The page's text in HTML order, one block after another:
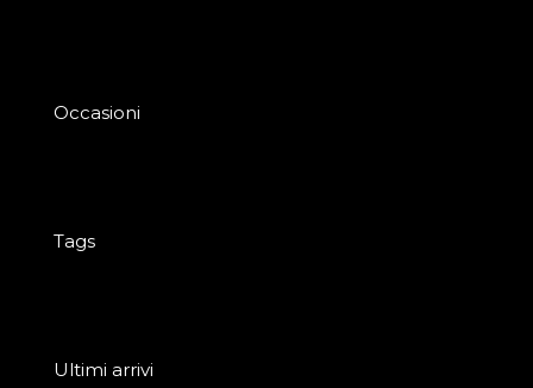
Occasioni
Tags
Ultimi arrivi